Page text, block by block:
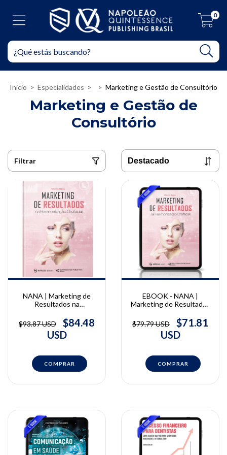
0
Inicio > Especialidades > > Marketing e Gestão de Consultório
Marketing e Gestão de
Consultório
Filtrar
NANA | Marketing de
Resultados na
Marcia Nana
$93.87 USD
$84.48
USD
EBOOK - NANA |
Marketing de Resultados
Orofacial | Marcia Nana
$79.79 USD
$71.81
USD